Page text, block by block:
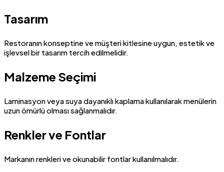
Tasarım
Restoranın konseptine ve müşteri kitlesine uygun, estetik ve
işlevsel bir tasarım tercih edilmelidir.
Malzeme Seçimi
Laminasyon veya suya dayanıklı kaplama kullanılarak menülerin
uzun ömürlü olması sağlanmalıdır.
Renkler ve Fontlar
Markanın renkleri ve okunabilir fontlar kullanılmalıdır.